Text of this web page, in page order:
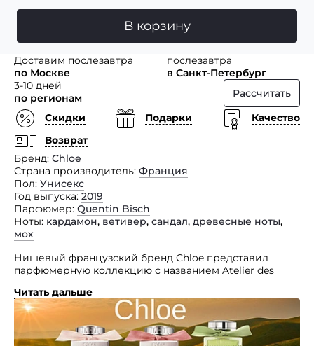
В корзину
Доставим послезавтра
по Москве
послезавтра
в Санкт-Петербург
3-10 дней
по регионам
Рассчитать
Скидки
Подарки
Качество
Возврат
Бренд Chloe
Страна производитель Франция
Пол Унисекс
Год выпуска 2019
Парфюмер Quentin Bisch
Ноты кардамон, ветивер, сандал, древесные ноты,
мох
Нишевый французский бренд Chloe представил
парфюмерную коллекцию с названием Atelier des
которых — цветы, пряные травы и древесные породы.
Каждый из представленных здесь изысков воплощает
воспоминания из детства, незабываемые впечатления
от путешествий или жизненных моментов их авторов.
Читать дальше